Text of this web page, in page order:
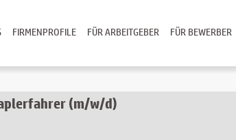
FÜR BEWERBER
FÜR ARBEITGEBER
FIRMENPROFILE
(m/w/d)